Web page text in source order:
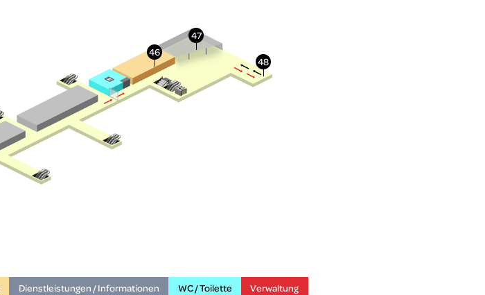
Dienstleistungen / Informationen WC / Toilette Verwaltung